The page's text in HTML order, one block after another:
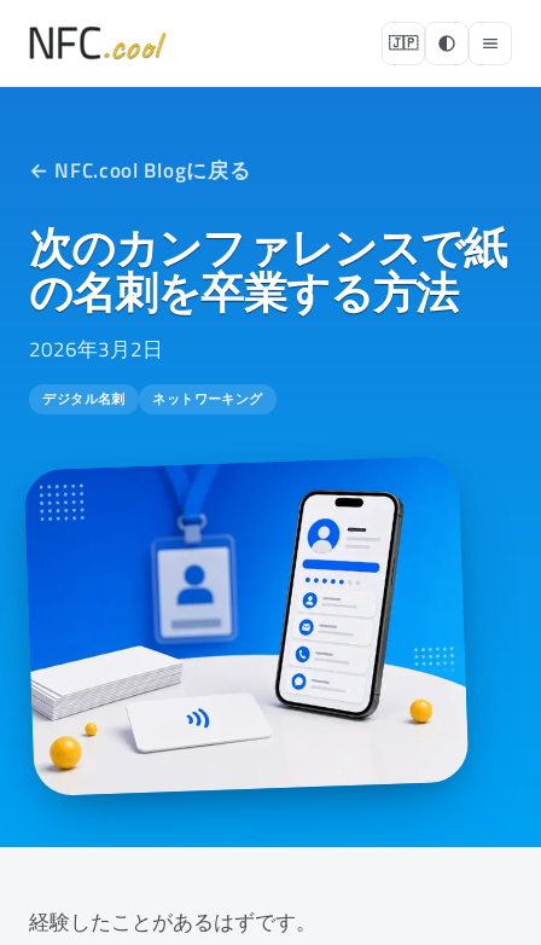
🇯🇵
← NFC.cool Blogに戻る
次のカンファレンスで紙
の名刺を卒業する方法
2026年3月2日
デジタル名刺 ネットワーキング
経験したことがあるはずです。